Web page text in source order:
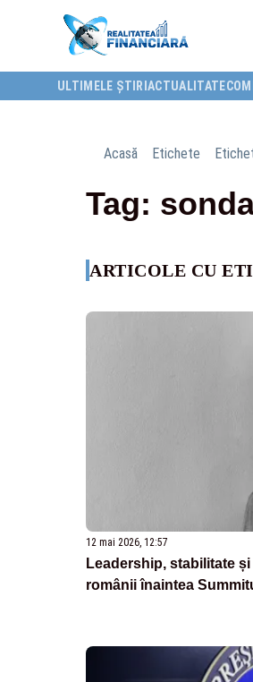
ULTIMELE ȘTIRI ACTUALITATE
Acasă Etichete
Tag:
ARTICOLE CU
12 mai 2026, 12:57
Leadership, stabilitate
românii înaintea